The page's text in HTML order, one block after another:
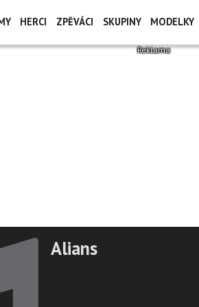
HERCI ZPĚVÁCI SKUPINY MODELKY
Alians